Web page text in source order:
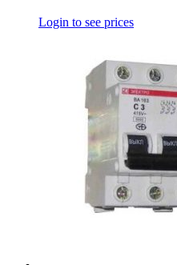
Login to see prices